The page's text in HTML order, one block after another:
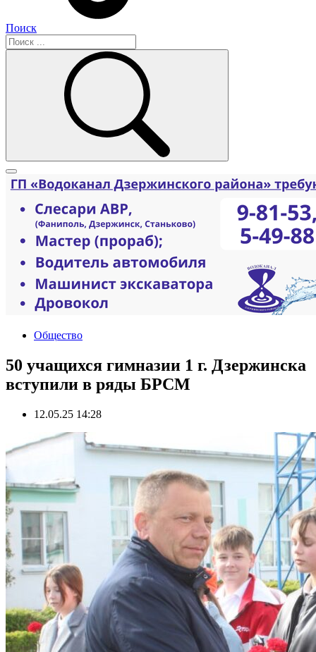
Поиск
Общество
50 учащихся гимназии 1 г. Дзержинска
вступили в ряды БРСМ
12.05.25 14:28